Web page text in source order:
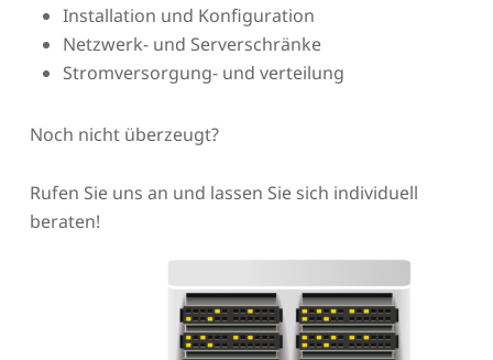
Installation und Konfiguration
Netzwerk- und Serverschränke
Stromversorgung- und verteilung
Noch nicht überzeugt?
Rufen Sie uns an und lassen Sie sich individuell
beraten!